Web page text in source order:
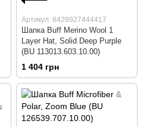
Артикул: 8428927444417
Шапка Buff Merino Wool 1
Layer Hat, Solid Deep Purple
(BU 113013.603.10.00)
1 404 грн